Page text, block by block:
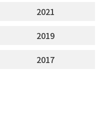
2021
2019
2017